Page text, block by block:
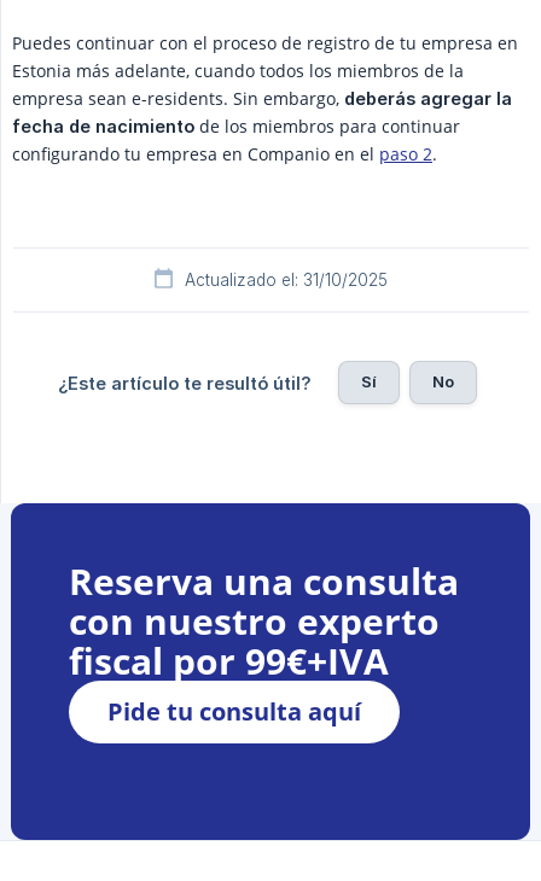
Puedes continuar con el proceso de registro de tu empresa en
Estonia más adelante, cuando todos los miembros de la
empresa sean e-residents. Sin embargo, deberás agregar la
fecha de nacimiento de los miembros para continuar
configurando tu empresa en Companio en el paso 2.
Actualizado el: 31/10/2025
¿Este artículo te resultó útil? Sí No
Reserva una consulta
con nuestro experto
fiscal por 99€+IVA
Pide tu consulta aquí